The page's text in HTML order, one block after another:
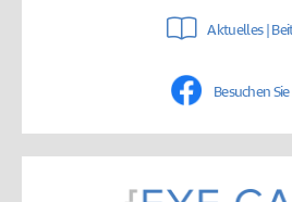
Aktuelles |
Besuchen